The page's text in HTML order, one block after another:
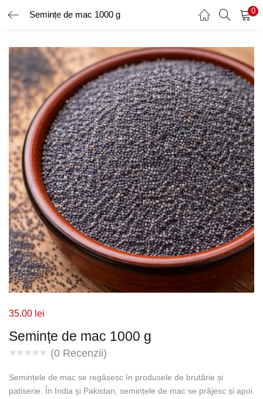
Semințe de mac 1000 g 0
AUTENTIFICARE ÎNREGISTRARE
Introduceți numele de utilizator și parola pentru a vă autentifica.
Amintește-ți de mine
Ai uitat parola?
Semințe de mac 1000 g
(0 Recenzii)
35.00 lei
Semințele de mac se regăsesc în produsele de brutărie și
patiserie. În India și Pakistan, semințele de mac se prăjesc și apoi